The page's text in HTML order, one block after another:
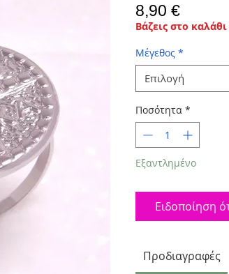
8,90 €Τιμή
Βάζεις στο
Μέγεθος *
Επιλογή
Ποσότητα *
Εξαντλημένο
Ειδοποίηση
Προδιαγραφές